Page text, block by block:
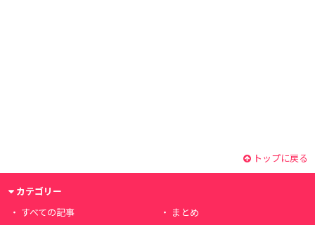
トップに戻る
カテゴリー
すべての記事
まとめ